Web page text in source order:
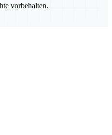
vorbehalten.